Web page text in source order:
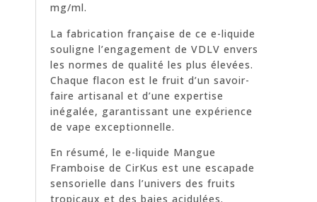
mg/ml.
La fabrication française de ce e-liquide
souligne l’engagement de VDLV envers
les normes de qualité les plus élevées.
Chaque flacon est le fruit d’un savoir-
faire artisanal et d’une expertise
inégalée, garantissant une expérience
de vape exceptionnelle.
En résumé, le e-liquide Mangue
Framboise de CirKus est une escapade
sensorielle dans l’univers des fruits
tropicaux et des baies acidulées.